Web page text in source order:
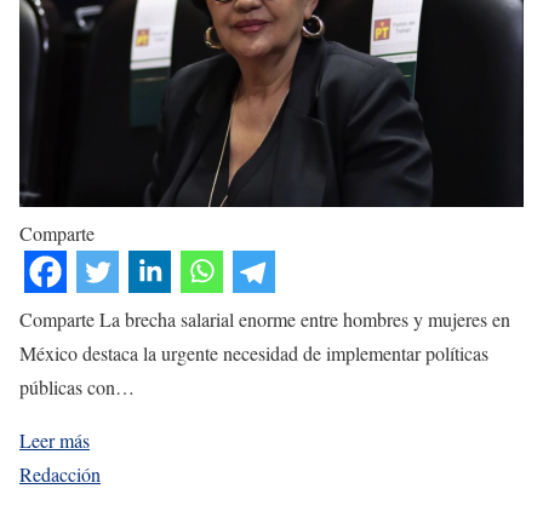
Comparte
Comparte La brecha salarial enorme entre hombres y mujeres en
México destaca la urgente necesidad de implementar políticas
públicas con…
Leer más
Redacción